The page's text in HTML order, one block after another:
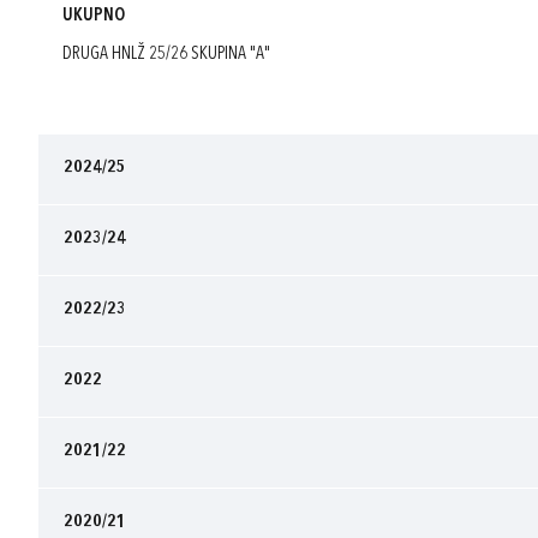
UKUPNO
DRUGA HNLŽ 25/26 SKUPINA "A"
2024/25
2023/24
2022/23
2022
2021/22
2020/21